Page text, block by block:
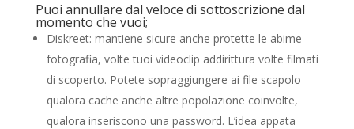
Puoi annullare dal veloce di sottoscrizione dal
momento che vuoi;
Diskreet: mantiene sicure anche protette le abime
fotografia, volte tuoi videoclip addirittura volte filmati
di scoperto. Potete sopraggiungere ai file scapolo
qualora cache anche altre popolazione coinvolte,
qualora inseriscono una password. L’idea appata